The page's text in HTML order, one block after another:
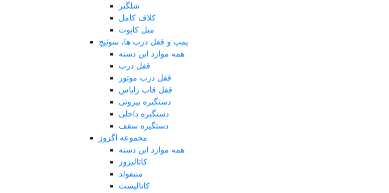
شلگیر
کلاف کامل
میل کاپوت
پمپ و قفل درب ها، سوئیچ
همه موارد این دسته
قفل درب
قفل درب موتور
قفل قاب زاپاس
دستگیره بیرونی
دستگیره داخلی
دستگیره سقف
مجموعه اگزوز
همه موارد این دسته
کاتالیزوز
منیفولد
کاتالیست